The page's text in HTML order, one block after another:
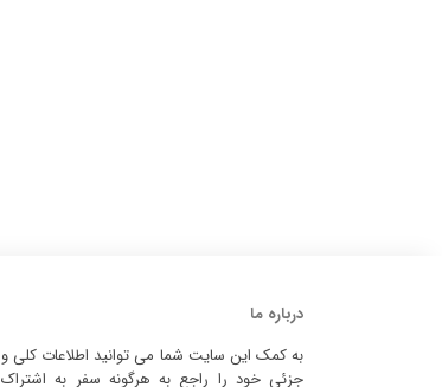
درباره ما
به کمک این سایت شما می توانید اطلاعات کلی و
جزئی خود را راجع به هرگونه سفر به اشتراک